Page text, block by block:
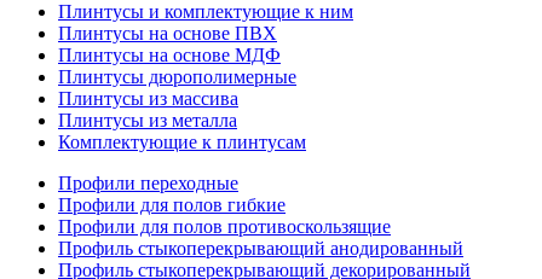
Плинтусы и комплектующие к ним
Плинтусы на основе ПВХ
Плинтусы на основе МДФ
Плинтусы дюрополимерные
Плинтусы из массива
Плинтусы из металла
Комплектующие к плинтусам
Профили переходные
Профили для полов гибкие
Профили для полов противоскользящие
Профиль стыкоперекрывающий анодированный
Профиль стыкоперекрывающий декорированный